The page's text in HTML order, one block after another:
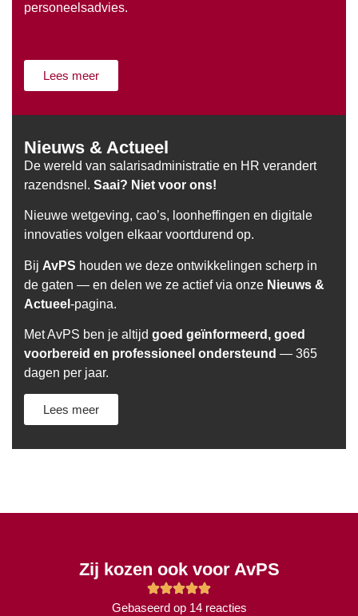
personeelsadvies.
Lees meer
Nieuws & Actueel
De wereld van salarisadministratie en HR verandert
razendsnel. Saai? Niet voor ons!
Nieuwe wetgeving, cao’s, loonheffingen en digitale
innovaties volgen elkaar voortdurend op.
Bij AvPS houden we deze ontwikkelingen scherp in
de gaten — en delen we ze actief via onze Nieuws &
Actueel -pagina.
Met AvPS ben je altijd goed geïnformeerd, goed
voorbereid en professioneel ondersteund — 365
dagen per jaar.
Lees meer
Zij kozen ook voor AvPS
Gebaseerd op 14 reacties